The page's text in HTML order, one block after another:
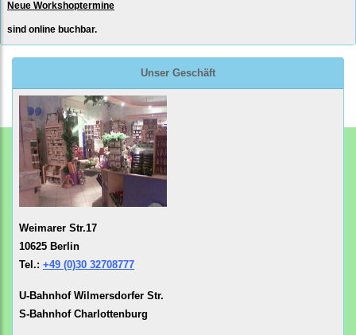
Neue Workshoptermine
sind online buchbar.
Unser Geschäft
Weimarer Str.17
10625 Berlin
Tel.: +49 (0)30 32708777
U-Bahnhof Wilmersdorfer Str.
S-Bahnhof Charlottenburg